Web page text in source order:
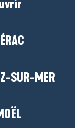
SUR-MER
notre
pour